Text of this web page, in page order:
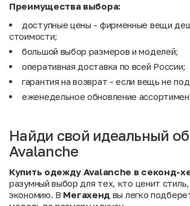
Преимущества выбора:
доступные цены - фирменные вещи
стоимости;
большой выбор размеров и моделей;
оперативная доставка по всей России;
гарантия на возврат - если вещь не
еженедельное обновление
Найди свой идеальный
Avalanche
Купить одежду Avalanche в секонд-
разумный выбор для тех, кто ценит
экономию. В Мегахенд вы легко